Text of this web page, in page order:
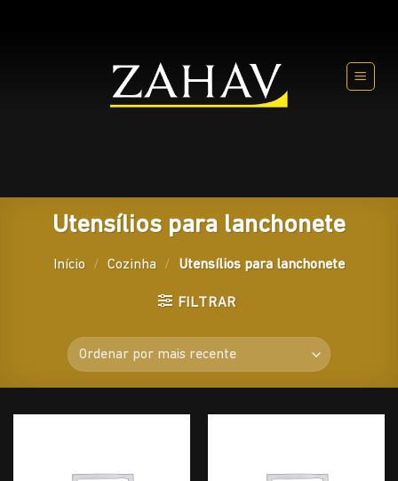
Utensílios para lanchonete
Início / Cozinha / Utensílios para lanchonete
FILTRAR